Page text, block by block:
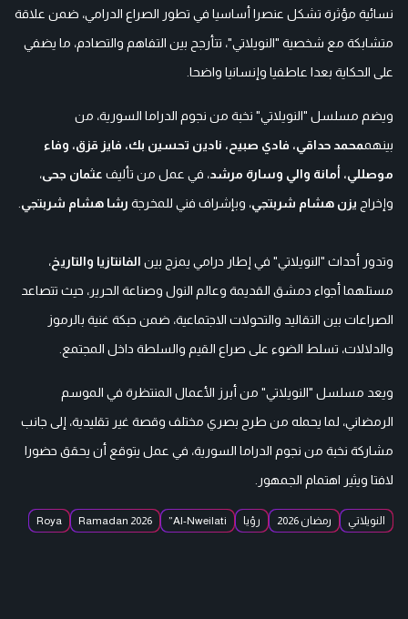
نسائية مؤثرة تشكل عنصرا أساسيا في تطور الصراع الدرامي، ضمن علاقة
متشابكة مع شخصية "النويلاتي"، تتأرجح بين التفاهم والتصادم، ما يضفي
على الحكاية بعدا عاطفيا وإنسانيا واضحا.
ويضم مسلسل "النويلاتي" نخبة من نجوم الدراما السورية، من
بينهممحمد حداقي، فادي صبيح، نادين تحسين بك، فايز قزق، وفاء
موصللي، أمانة والي وسارة مرشد، في عمل من تأليف عثمان جحى،
وإخراج يزن هشام شربتجي، وبإشراف فني للمخرجة رشا هشام شربتجي
وتدور أحداث "النويلاتي" في إطار درامي يمزج بين الفانتازيا والتاريخ،
مستلهما أجواء دمشق القديمة وعالم النول وصناعة الحرير، حيث تتصاعد
الصراعات بين التقاليد والتحولات الاجتماعية، ضمن حبكة غنية بالرموز
والدلالات، تسلط الضوء على صراع القيم والسلطة داخل المجتمع.
ويعد مسلسل "النويلاتي" من أبرز الأعمال المنتظرة في الموسم
الرمضاني، لما يحمله من طرح بصري مختلف وقصة غير تقليدية، إلى جانب
مشاركة نخبة من نجوم الدراما السورية، في عمل يتوقع أن يحقق حضورا
لافتا ويثير اهتمام الجمهور.
النويلاتي رمضان 2026 رؤيا Al-Nweilati”
Ramadan 2026
Roya